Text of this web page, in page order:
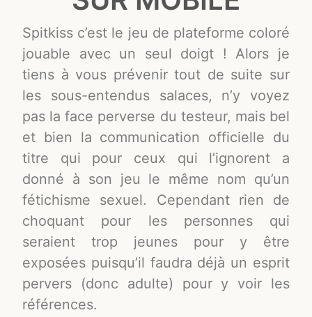
Spitkiss c’est le jeu de plateforme coloré
jouable avec un seul doigt ! Alors je
tiens à vous prévenir tout de suite sur
les sous-entendus salaces, n’y voyez
pas la face perverse du testeur, mais bel
et bien la communication officielle du
titre qui pour ceux qui l’ignorent a
donné à son jeu le même nom qu’un
fétichisme sexuel. Cependant rien de
choquant pour les personnes qui
seraient trop jeunes pour y être
exposées puisqu’il faudra déjà un esprit
pervers (donc adulte) pour y voir les
références.